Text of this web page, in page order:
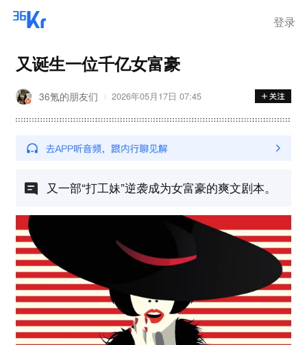
登录
又诞生一位千亿女富豪
36氪的朋友们 2026年05月17日 07:45
又一部“打工妹”逆袭成为女富豪的爽文剧本。